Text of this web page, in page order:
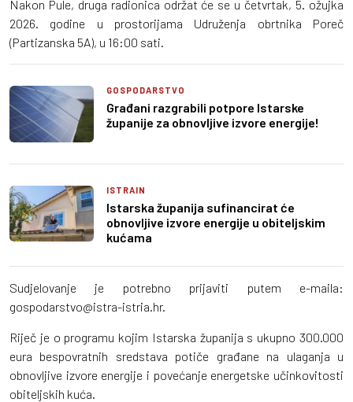
Nakon Pule, druga radionica održat će se u četvrtak, 5. ožujka
2026. godine u prostorijama Udruženja obrtnika Poreč
(Partizanska 5A), u 16:00 sati.
GOSPODARSTVO
Građani razgrabili potpore Istarske
županije za obnovljive izvore energije!
ISTRAIN
Istarska županija sufinancirat će
obnovljive izvore energije u obiteljskim
kućama
Sudjelovanje je potrebno prijaviti putem e-maila:
gospodarstvo@istra-istria.hr.
Riječ je o programu kojim Istarska županija s ukupno 300.000
eura bespovratnih sredstava potiče građane na ulaganja u
obnovljive izvore energije i povećanje energetske učinkovitosti
obiteljskih kuća.